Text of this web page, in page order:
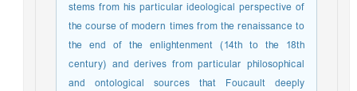
stems from his particular ideological perspective of
the course of modern times from the renaissance to
the end of the enlightenment (14th to the 18th
century) and derives from particular philosophical
and ontological sources that Foucault deeply